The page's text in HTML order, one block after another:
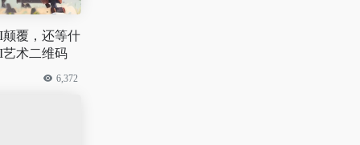
覆，还等什
术二维码
6,372